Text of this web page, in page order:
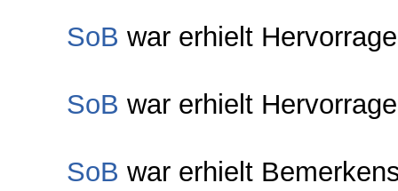
SoB war erhielt
SoB war erhielt
SoB war erhielt